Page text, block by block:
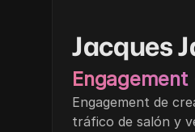
Jacques
Engagement de
tráfico de salón y